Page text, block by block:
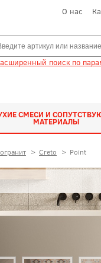
О нас
поиск по
СМЕСИ И
МАТЕРИАЛЫ
> Creto > Point